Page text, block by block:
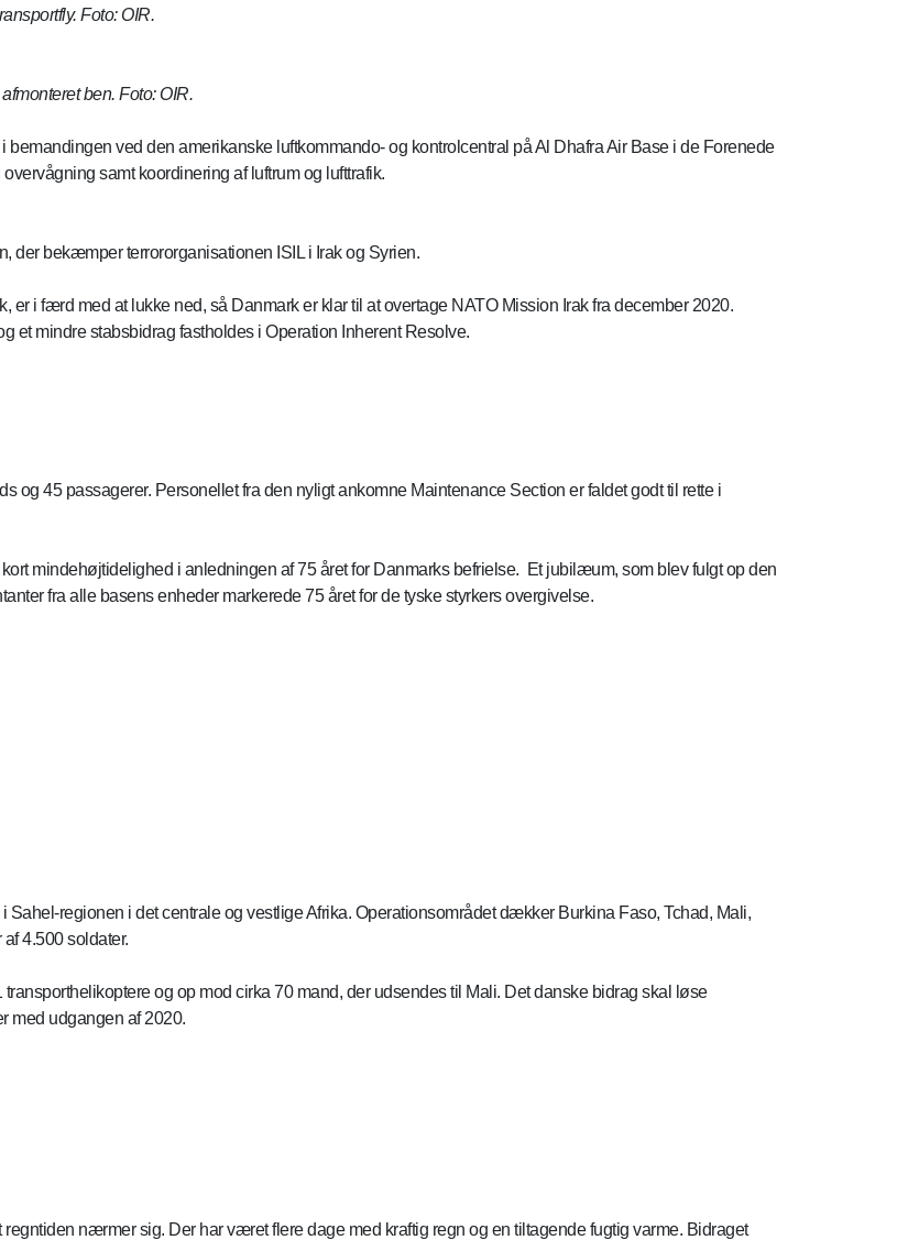
Foto: OIR.
ben. Foto: OIR.
ved den amerikanske luftkommando- og kontrolcentral på Al Dhafra Air Base i de Forenede
samt koordinering af luftrum og lufttrafik.
der bekæmper terrororganisationen ISIL i Irak og Syrien.
er i færd med at lukke ned, så Danmark er klar til at overtage NATO Mission Irak fra december 2020.
et mindre stabsbidrag fastholdes i Operation Inherent Resolve.
og 45 passagerer. Personellet fra den nyligt ankomne Maintenance Section er faldet godt til rette i
mindehøjtidelighed i anledningen af 75 året for Danmarks befrielse. Et jubilæum, som blev fulgt op den
fra alle basens enheder markerede 75 året for de tyske styrkers overgivelse.
regionen i det centrale og vestlige Afrika. Operationsområdet dækker Burkina Faso, Tchad, Mali,
4.500 soldater.
og op mod cirka 70 mand, der udsendes til Mali. Det danske bidrag skal løse
med udgangen af 2020.
nærmer sig. Der har været flere dage med kraftig regn og en tiltagende fugtig varme. Bidraget